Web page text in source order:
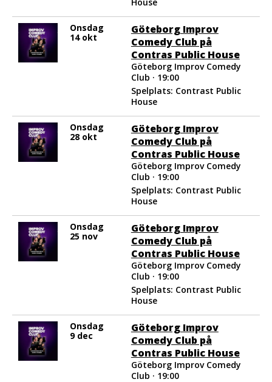
Onsdag
14 okt
Göteborg Improv
Comedy Club på
Contras Public House
Göteborg Improv Comedy
Club · 19:00
Spelplats: Contrast Public
House
Onsdag
28 okt
Göteborg Improv
Comedy Club på
Contras Public House
Göteborg Improv Comedy
Club · 19:00
Spelplats: Contrast Public
House
Onsdag
25 nov
Göteborg Improv
Comedy Club på
Contras Public House
Göteborg Improv Comedy
Club · 19:00
Spelplats: Contrast Public
House
Onsdag
9 dec
Göteborg Improv
Comedy Club på
Contras Public House
Göteborg Improv Comedy
Club · 19:00